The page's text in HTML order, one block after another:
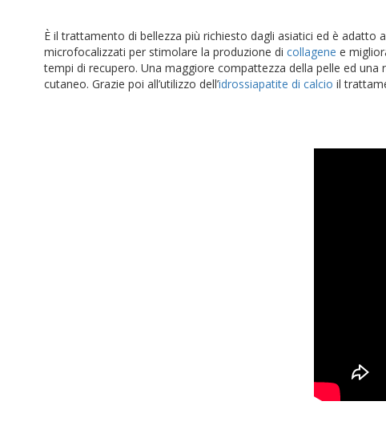
È il trattamento di bellezza più richiesto dagli asiatici ed è
microfocalizzati per stimolare la produzione di collagene e
tempi di recupero. Una maggiore compattezza della pelle ed
cutaneo. Grazie poi all’utilizzo dell’idrossiapatite di calcio il